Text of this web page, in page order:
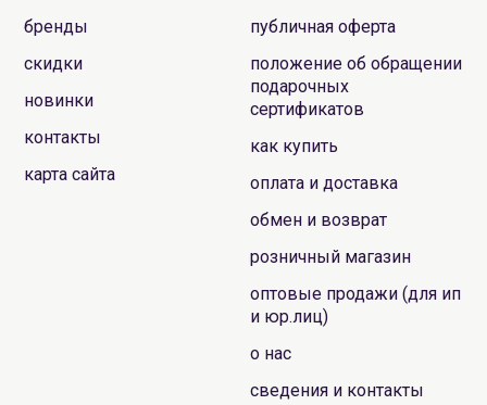
бренды
скидки
новинки
контакты
карта сайта
публичная оферта
положение об обращении
подарочных
сертификатов
как купить
оплата и доставка
обмен и возврат
розничный магазин
оптовые продажи (для ип
и юр.лиц)
о нас
сведения и контакты